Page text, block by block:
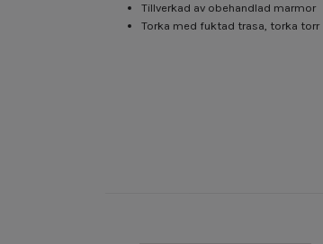
Tillverkad av obehandlad marmor
Torka med fuktad trasa, torka torr